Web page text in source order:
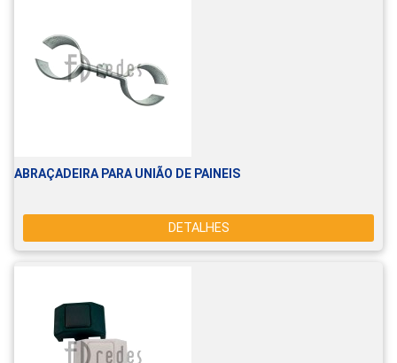
ABRAÇADEIRA PARA UNIÃO DE PAINEIS
DETALHES